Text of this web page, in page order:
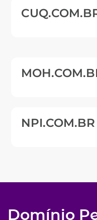
NPI.COM.BR
Domínio